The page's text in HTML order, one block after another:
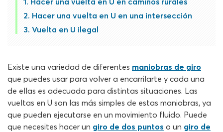
Hacer una vuelta en U en una intersección
Vuelta en U ilegal
Existe una variedad de diferentes maniobras de giro
que puedes usar para volver a encarrilarte y cada una
de ellas es adecuada para distintas situaciones. Las
vueltas en U son las más simples de estas maniobras, ya
que pueden ejecutarse en un movimiento fluido. Puede
que necesites hacer un giro de dos puntos o un giro de